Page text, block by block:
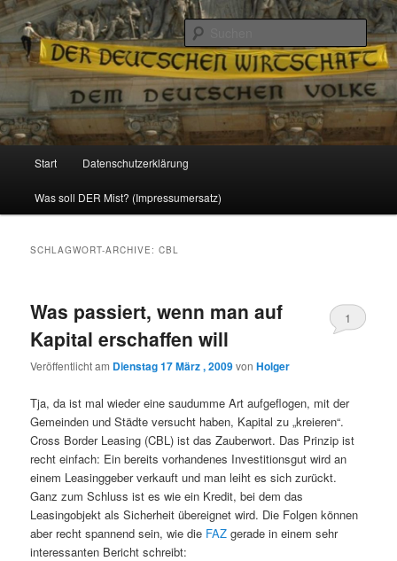
Reizzentrum
Politik, Wirtschaft, Soziales und Gesellschaft
Zum
Inhalt
Zum
sekundären
Start Datenschutzerklärung
Was soll DER Mist? (Impressumersatz)
SCHLAGWORT-ARCHIVE:CBL
Was passiert, wenn man auf
Kapital erschaffen will
Veröffentlicht am Dienstag 17 März , 2009vonHolger
1
Tja, da ist mal wieder eine saudumme Art aufgeflogen, mit der
Gemeinden und Städte versucht haben, Kapital zu „kreieren“.
Cross Border Leasing (CBL) ist das Zauberwort. Das Prinzip ist
recht einfach: Ein bereits vorhandenes Investitionsgut wird an
einem Leasinggeber verkauft und man leiht es sich zurückt.
Ganz zum Schluss ist es wie ein Kredit, bei dem das
Leasingobjekt als Sicherheit übereignet wird. Die Folgen können
aber recht spannend sein, wie die FAZ gerade in einem sehr
interessanten Bericht schreibt: